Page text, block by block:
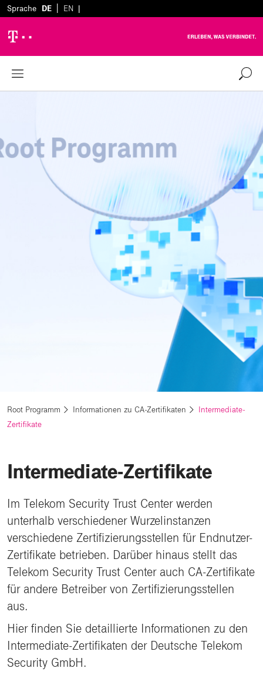
Sprache DE EN |
Root Programm Informationen zu CA-Zertifikaten
Intermediate-
Zertifikate
Intermediate-Zertifikate
Im Telekom Security Trust Center werden
unterhalb verschiedener Wurzelinstanzen
verschiedene Zertifizierungsstellen für Endnutzer-
Zertifikate betrieben. Darüber hinaus stellt das
Telekom Security Trust Center auch CA-Zertifikate
für andere Betreiber von Zertifizierungsstellen
aus.
Hier finden Sie detaillierte Informationen zu den
Intermediate-Zertifikaten der Deutsche Telekom
Security GmbH.